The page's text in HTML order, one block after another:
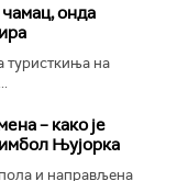
онда
туристкиња на
– како је
Њујорка
и направљена